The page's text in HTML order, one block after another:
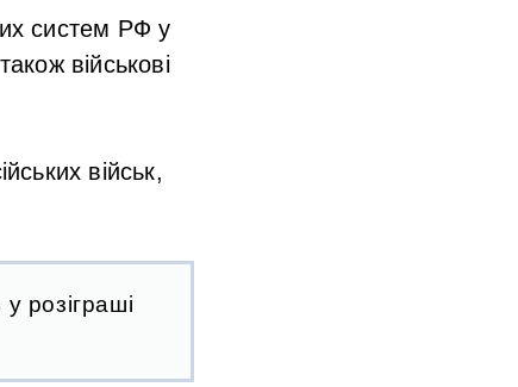
систем РФ у
військові
військ,
розіграші